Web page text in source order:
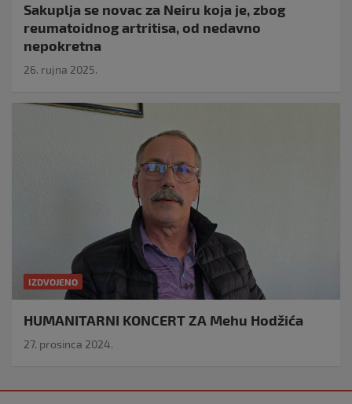
Sakuplja se novac za Neiru koja je, zbog
reumatoidnog artritisa, od nedavno
nepokretna
26. rujna 2025.
IZDVOJENO
HUMANITARNI KONCERT ZA Mehu Hodžića
27. prosinca 2024.